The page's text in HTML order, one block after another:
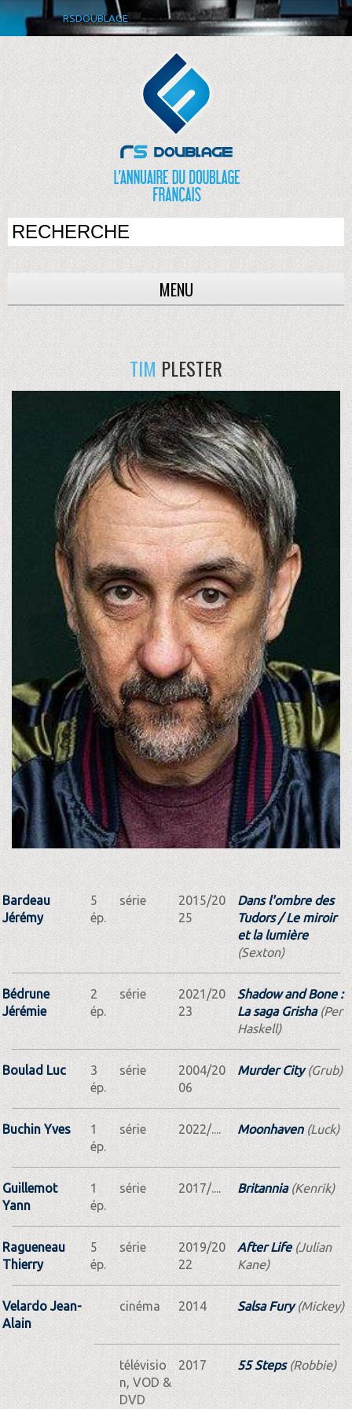
RSDOUBLAGE
MENU
TIMPLESTER
Bardeau
Jérémy
5
ép.
série
2015/20
25
Dans l'ombre des
Tudors / Le miroir
et la lumière
(Sexton)
Bédrune
Jérémie
2
ép.
série
2021/20
23
Shadow and Bone :
La saga Grisha(Per
Haskell)
Boulad Luc
3
ép.
série
2004/20
06
Murder City(Grub)
Buchin Yves
1
ép.
série 2022/.... Moonhaven(Luck)
Guillemot
Yann
1
ép.
série 2017/.... Britannia(Kenrik)
Ragueneau
Thierry
5
ép.
série
2019/20
22
After Life(Julian
Kane)
Velardo Jean-
Alain
cinéma 2014 Salsa Fury(Mickey)
télévisio
n, VOD &
DVD
2017 55 Steps(Robbie)